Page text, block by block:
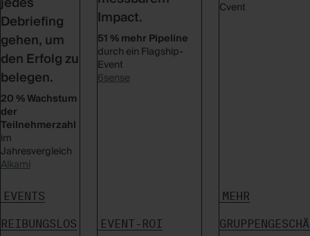
Debriefing
gehen, um
den Erfolg zu
belegen.
20 % Wachstum
der
Teilnehmerzahl
im
Jahresvergleich
Alkami
EVENTS
REIBUNGSLOS
Impact.
51 % mehr Pipeline
durch ein Flagship-
Event
6sense
EVENT-ROI
Cvent
MEHR